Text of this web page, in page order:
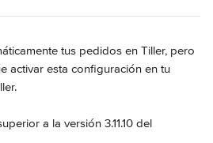
tus pedidos en Tiller, pero
activar esta configuración en tu
a la versión 3.11.10 del